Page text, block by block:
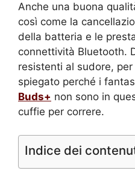
Anche una buona
così come la
della batteria e le
connettività Bluetooth.
resistenti al sudore,
spiegato perché i
Buds+ non sono in
cuffie per correre.
Indice dei